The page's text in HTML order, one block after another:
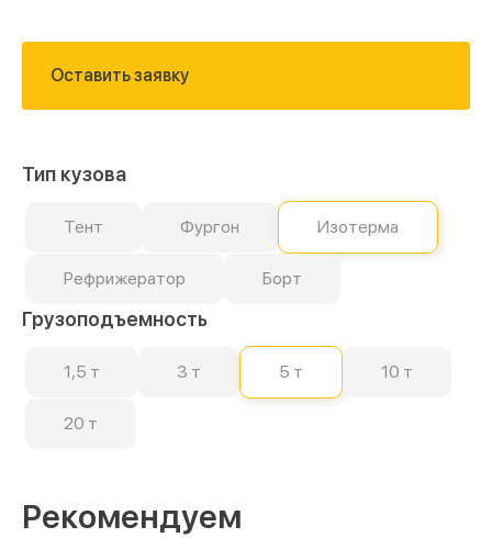
Оставить заявку
Тип кузова
Тент Фургон Изотерма
Рефрижератор Борт
Грузоподъемность
1,5 т 3 т 5 т 10 т
20 т
Рекомендуем